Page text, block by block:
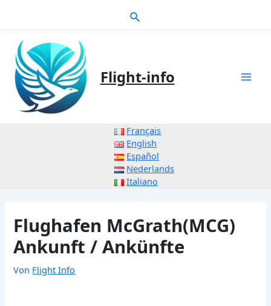
Suche
Flight-info
Français
English
Español
Nederlands
Italiano
Flughafen McGrath(MCG)
Ankunft / Ankünfte
Von Flight Info